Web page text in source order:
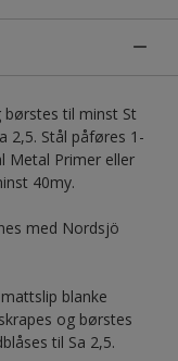
til minst St
2,5. Stål påføres 1-
Metal Primer eller
40my.
med Nordsjö
blanke
og børstes
til Sa 2,5.